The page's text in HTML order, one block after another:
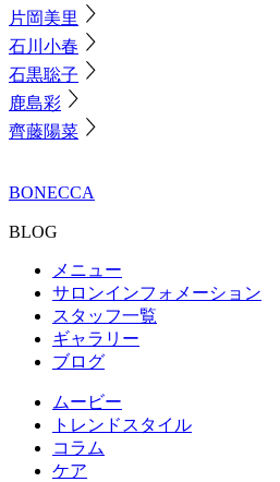
片岡美里
石川小春
石黒聡子
鹿島彩
齊藤陽菜
BONECCA
BLOG
メニュー
サロンインフォメーション
スタッフ一覧
ギャラリー
ブログ
ムービー
トレンドスタイル
コラム
ケア